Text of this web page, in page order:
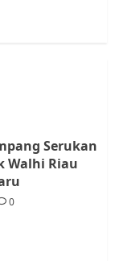
Serukan
Walhi Riau
0